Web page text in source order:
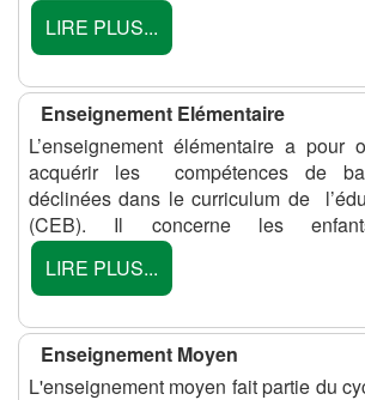
LIRE PLUS...
Enseignement Elémentaire
L’enseignement élémentaire a pour
acquérir les compétences de
déclinées dans le curriculum de
(CEB). Il concerne les
LIRE PLUS...
Enseignement Moyen
L'enseignement moyen fait partie du